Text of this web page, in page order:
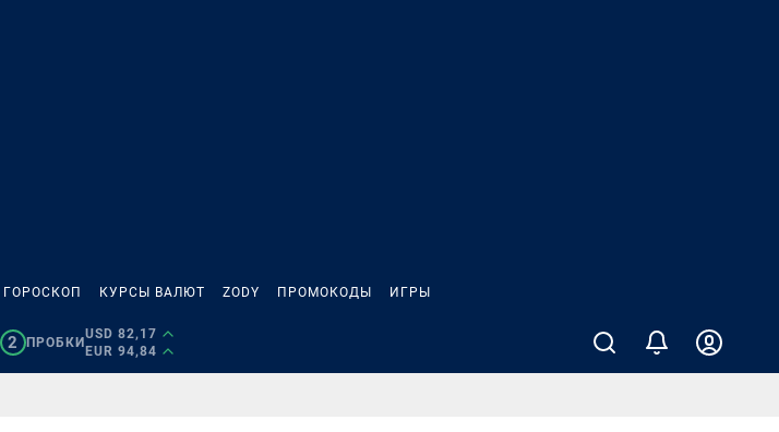
ГОРОСКОП КУРСЫ ВАЛЮТ ZODY ПРОМОКОДЫ ИГРЫ
2 ПРОБКИ
USD 82,17
EUR 94,84